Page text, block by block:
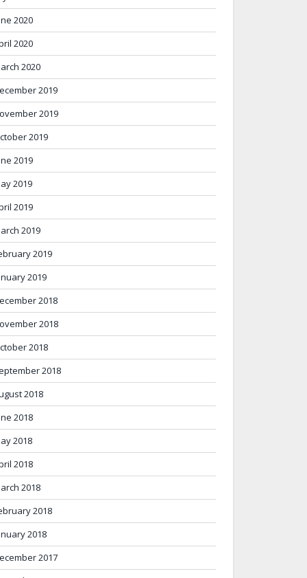
2020
2020
2020
2019
2019
2019
2019
2019
2019
2019
2019
2019
2018
2018
2018
2018
2018
2018
2018
2018
2018
2018
2018
2017